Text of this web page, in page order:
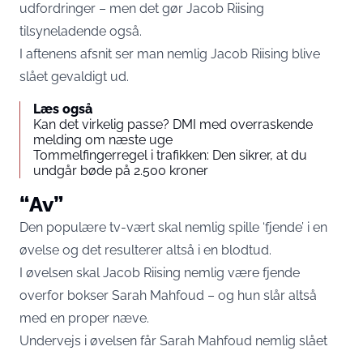
udfordringer – men det gør Jacob Riising
tilsyneladende også.
I aftenens afsnit ser man nemlig Jacob Riising blive
slået gevaldigt ud.
Læs også
Kan det virkelig passe? DMI med overraskende
melding om næste uge
Tommelfingerregel i trafikken: Den sikrer, at du
undgår bøde på 2.500 kroner
“Av”
Den populære tv-vært skal nemlig spille ‘fjende’ i en
øvelse og det resulterer altså i en blodtud.
I øvelsen skal Jacob Riising nemlig være fjende
overfor bokser Sarah Mahfoud – og hun slår altså
med en proper næve.
Undervejs i øvelsen får Sarah Mahfoud nemlig slået